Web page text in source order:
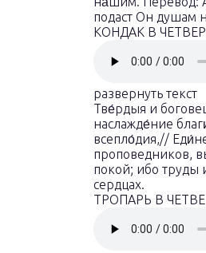
подаст Он душам
КОНДАК В
развернуть текст
Тве́рдыя и
наслажде́ние
всепло́дия,//
проповедников,
покой; ибо труды
сердцах.
ТРОПАРЬ В